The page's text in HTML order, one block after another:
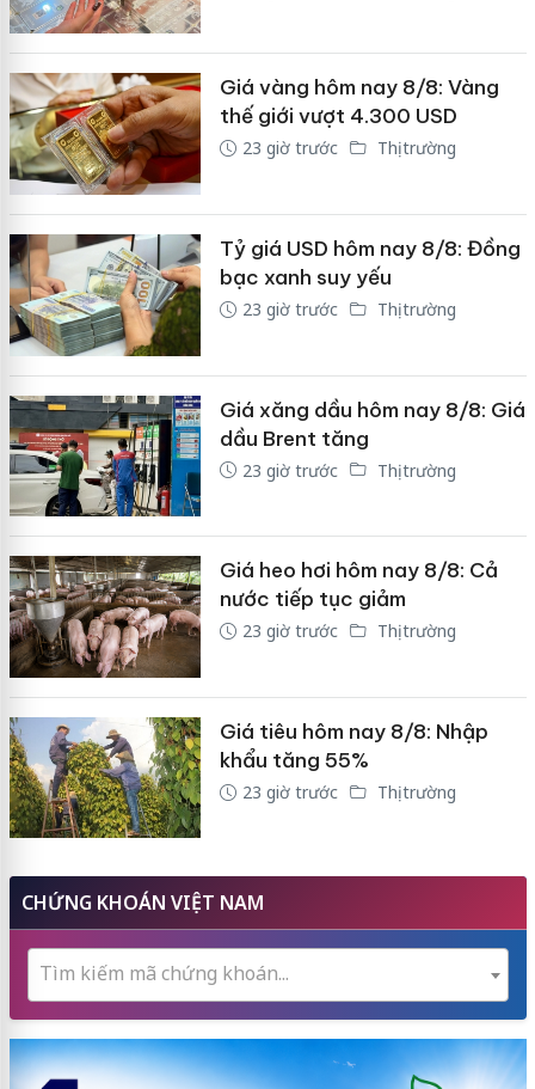
Giá vàng hôm nay 8/8: Vàng
thế giới vượt 4.300 USD
23 giờ trước Thị trường
Tỷ giá USD hôm nay 8/8: Đồng
bạc xanh suy yếu
23 giờ trước Thị trường
Giá xăng dầu hôm nay 8/8: Giá
dầu Brent tăng
23 giờ trước Thị trường
Giá heo hơi hôm nay 8/8: Cả
nước tiếp tục giảm
23 giờ trước Thị trường
Giá tiêu hôm nay 8/8: Nhập
khẩu tăng 55%
23 giờ trước Thị trường
CHỨNG KHOÁN VIỆT NAM
Tìm kiếm mã chứng khoán...